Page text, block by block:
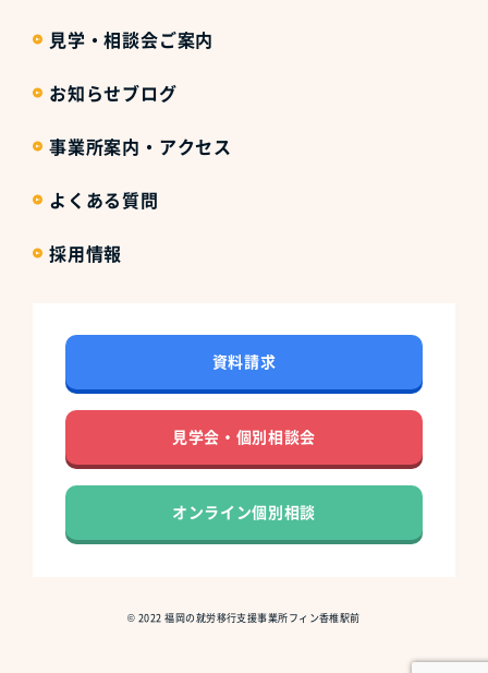
見学・相談会ご案内
お知らせブログ
事業所案内・アクセス
よくある質問
採用情報
資料請求
見学会・個別相談会
オンライン個別相談
© 2022福岡の就労移行支援事業所フィン香椎駅前